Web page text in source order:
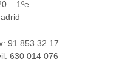
– 1ºe.
91 853 32 17
630 014 076